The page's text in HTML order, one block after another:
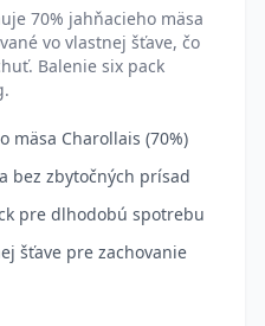
70% jahňacieho mäsa
vo vlastnej šťave, čo
Balenie six pack
mäsa Charollais (70%)
bez zbytočných prísad
pre dlhodobú spotrebu
šťave pre zachovanie